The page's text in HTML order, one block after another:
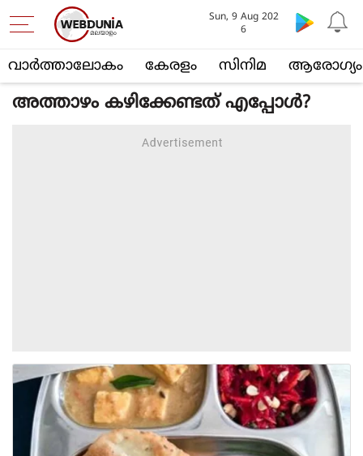
വാര്‍ത്താലോകം കേരളം സിനിമ ആരോഗ്യം
Sun, 9 Aug 202
6
അത്താഴം കഴിക്കേണ്ടത് എപ്പോള്‍?